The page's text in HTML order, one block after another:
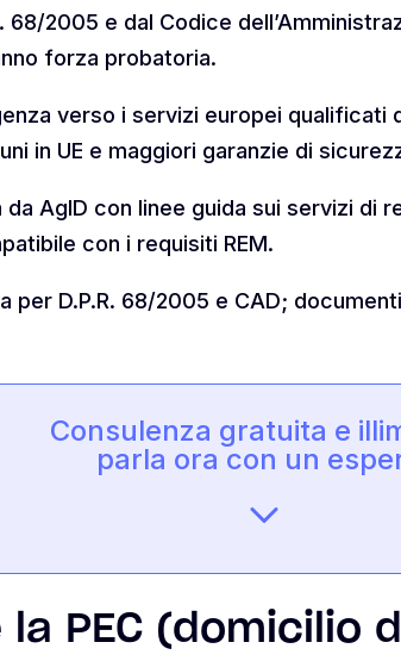
68/2005 e dal Codice
forza probatoria.
verso i servizi europei
in UE e maggiori garanzie di
da AgID con linee guida sui servizi di
con i requisiti REM.
per D.P.R. 68/2005 e CAD;
Consulenza gratuita e
parla ora con un
la PEC (domicilio